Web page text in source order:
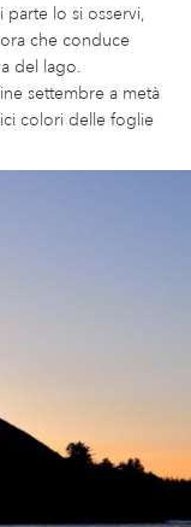
parte lo si osservi,
che conduce
del lago.
settembre a metà
colori delle foglie